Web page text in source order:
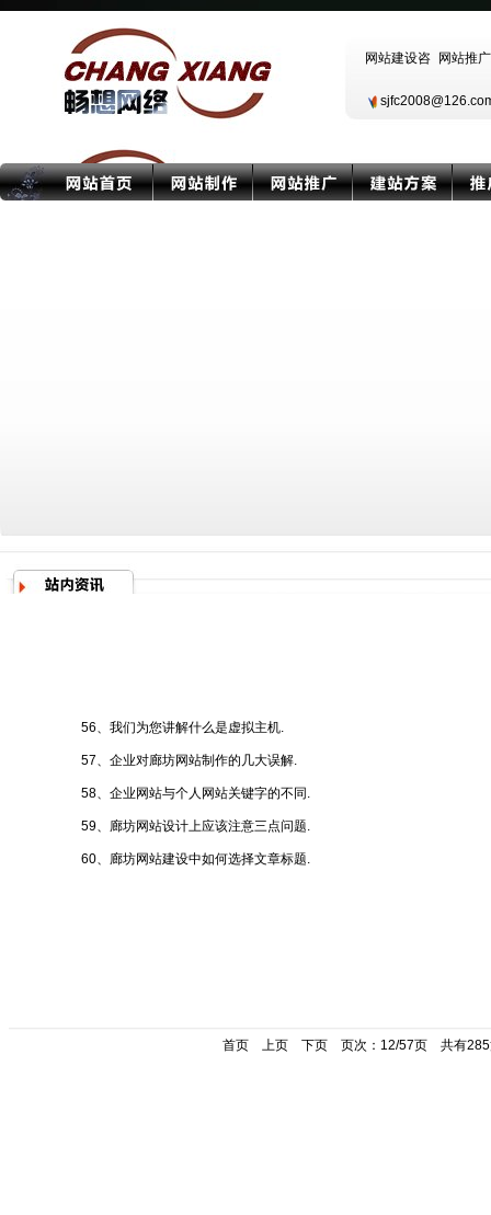
56、我们为您讲解什么是虚拟主机.
57、企业对廊坊网站制作的几大误解.
58、企业网站与个人网站关键字的不同.
59、廊坊网站设计上应该注意三点问题.
60、廊坊网站建设中如何选择文章标题.
首页 上页 下页 页次：12/57页 共有285